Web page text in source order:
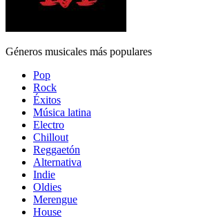
Géneros musicales más populares
Pop
Rock
Éxitos
Música latina
Electro
Chillout
Reggaetón
Alternativa
Indie
Oldies
Merengue
House